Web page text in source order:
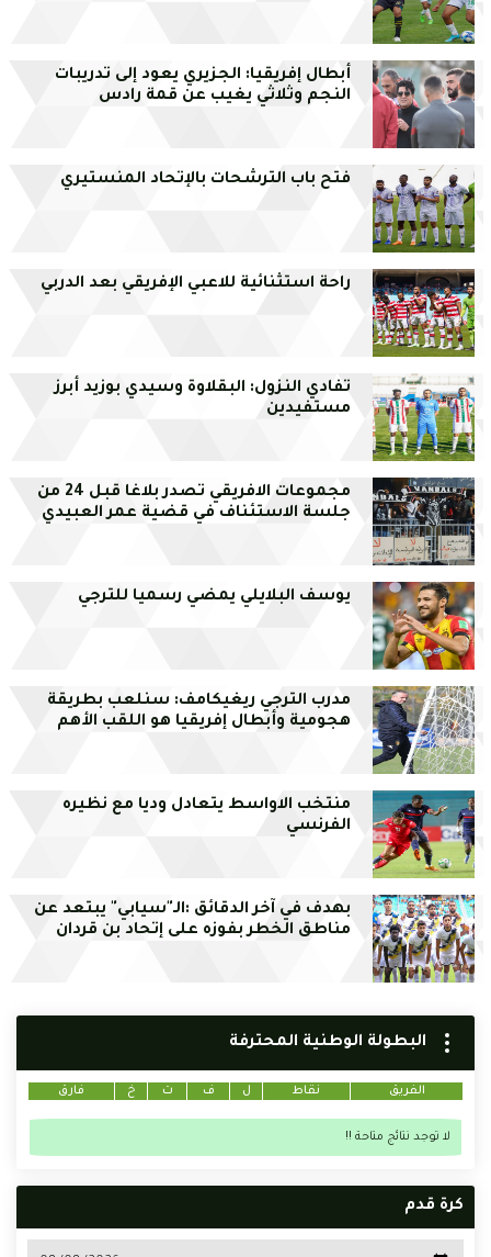
أبطال إفريقيا: الجزيري يعود إلى تدريبات
النجم وثلاثي يغيب عن قمة رادس
فتح باب الترشحات بالإتحاد المنستيري
راحة استثنائية للاعبي الإفريقي بعد الدربي
تفادي النزول: البقلاوة وسيدي بوزيد أبرز
مستفيدين
مجموعات الافريقي تصدر بلاغا قبل 24 من
جلسة الاستئناف في قضية عمر العبيدي
يوسف البلايلي يمضي رسميا للترجي
مدرب الترجي ريغيكامف: سنلعب بطريقة
هجومية وأبطال إفريقيا هو اللقب الأهم
منتخب الاواسط يتعادل وديا مع نظيره
الفرنسي
بهدف في آخر الدقائق :الـ"سيابي" يبتعد عن
مناطق الخطر بفوزه على إتحاد بن قردان
البطولة الوطنية المحترفة
الفريق نقاط ل ف ت خ فارق
لا توجد نتائج متاحة !!
كرة قدم